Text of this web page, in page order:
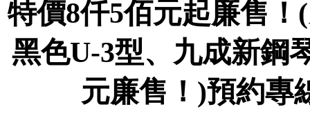
特價8仟5佰元起廉售
黑色U-3型、九成新鋼
元廉售！)預約專